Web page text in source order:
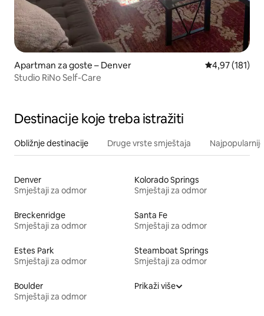
Apartman za goste – Denver Prosječna
4,97 (181)
Studio RiNo Self-Care
Destinacije koje treba istražiti
Obližnje destinacije Druge vrste smještaja
Denver
Smještaji za odmor
Kolorado Springs
Smještaji za odmor
Breckenridge
Smještaji za odmor
Santa Fe
Smještaji za odmor
Estes Park
Smještaji za odmor
Steamboat Springs
Smještaji za odmor
Boulder
Smještaji za odmor
Prikaži više